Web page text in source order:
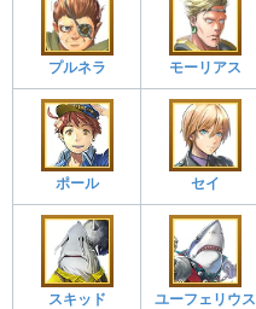
プルネラ モーリアス
ポール セイ
スキッド ユーフェリウス